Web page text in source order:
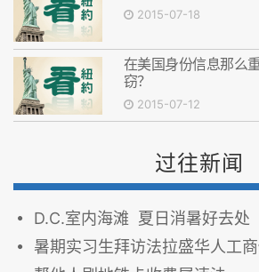
2015-07-18
在美国身份信息那么
窃？
2015-07-12
过往新闻
D.C.室内海滩 夏日消暑好去处
暑期实习生拜访法拉盛华人工商促